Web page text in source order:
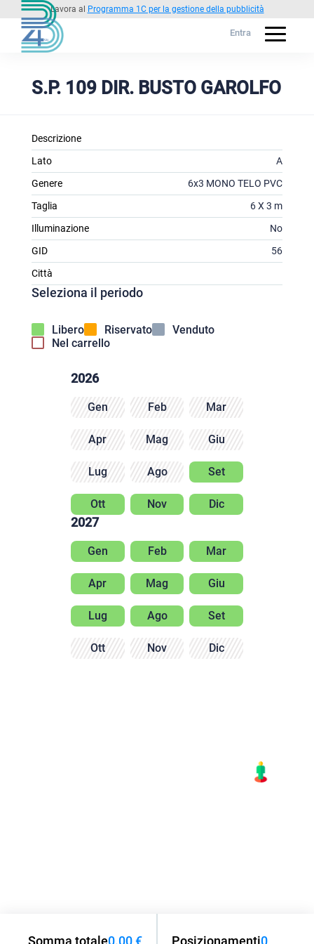
Lavora al Programma 1C per la gestione della pubblicità
Entra
S.P. 109 DIR. BUSTO GAROLFO
Descrizione
Lato
A
Genere
6x3 MONO TELO PVC
Taglia
6 X 3 m
Illuminazione
No
GID
56
Città
Seleziona il periodo
Libero Riservato
Venduto
Nel carrello
2026
Gen Feb Mar
Apr Mag Giu
Lug Ago Set
Ott Nov Dic
2027
Gen Feb Mar
Apr Mag Giu
Lug Ago Set
Ott Nov Dic
Somma totale0.00 € Posizionamenti0